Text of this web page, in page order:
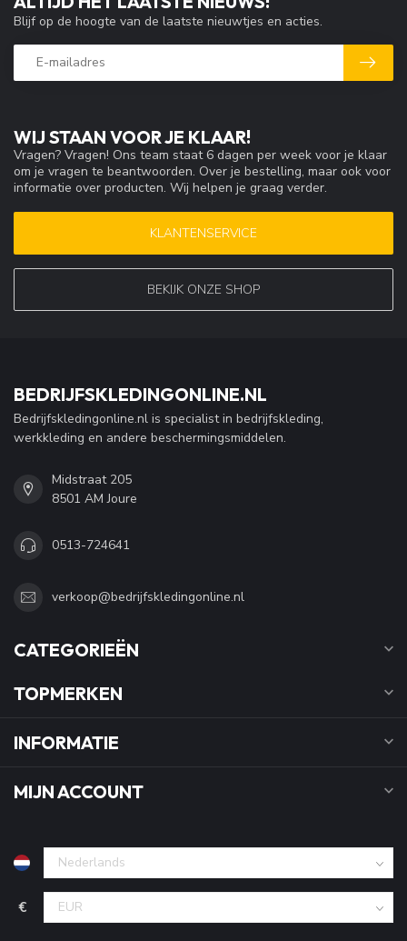
WIJ STAAN VOOR JE KLAAR!
Vragen? Vragen! Ons team staat 6 dagen per week voor je klaar
om je vragen te beantwoorden. Over je bestelling, maar ook voor
informatie over producten. Wij helpen je graag verder.
KLANTENSERVICE
BEKIJK ONZE SHOP
Blijf op de hoogte van de laatste nieuwtjes en acties.
BEDRIJFSKLEDINGONLINE.NL
Bedrijfskledingonline.nl is specialist in bedrijfskleding,
werkkleding en andere beschermingsmiddelen.
Midstraat 205
8501 AM Joure
0513-724641
verkoop@bedrijfskledingonline.nl
CATEGORIEËN
TOPMERKEN
INFORMATIE
MIJN ACCOUNT
€